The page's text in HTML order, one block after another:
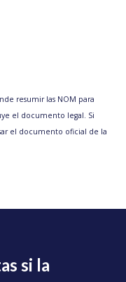
resumir las NOM para
el documento legal. Si
el documento oficial de la
si la